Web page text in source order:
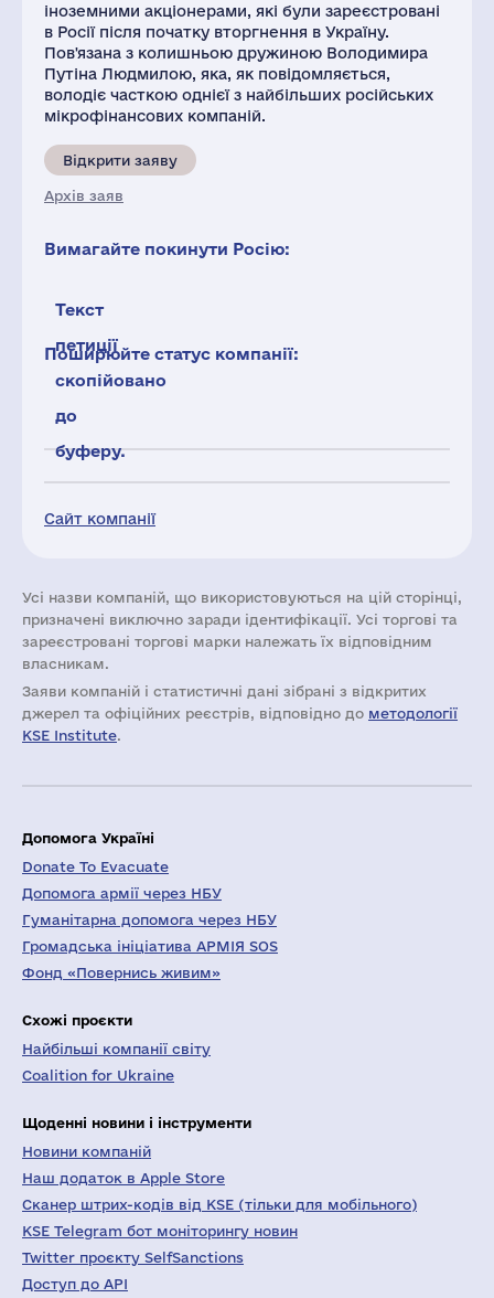
Сайт компанії
іноземними акціонерами, які були зареєстровані
в Росії після початку вторгнення в Україну.
Пов'язана з колишньою дружиною Володимира
Путіна Людмилою, яка, як повідомляється,
володіє часткою однієї з найбільших російських
мікрофінансових компаній.
Відкрити заяву
Архів заяв
Вимагайте покинути Росію:
Текст
петиції
скопійовано
до
буферу.
Поширюйте статус компанії:
Усі назви компаній, що використовуються на цій сторінці,
призначені виключно заради ідентифікації. Усі торгові та
зареєстровані торгові марки належать їх відповідним
власникам.
Заяви компаній i статистичні дані зібрані з відкритих
джерел та офіційних реєстрів, відповідно до методології
KSE Institute.
Допомога Україні
Donate To Evacuate
Допомога армії через НБУ
Гуманітарна допомога через НБУ
Громадська ініціатива АРМІЯ SOS
Фонд «Повернись живим»
Схожі проєкти
Найбільші компанії світу
Coalition for Ukraine
Щоденні новини і інструменти
Новини компаній
Наш додаток в Apple Store
Сканер штрих-кодів від KSE (тільки для мобільного)
KSE Telegram бот моніторингу новин
Twitter проєкту SelfSanctions
Доступ до API